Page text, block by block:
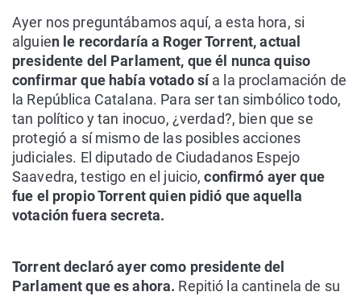
Ayer nos preguntábamos aquí, a esta hora, si
alguien le recordaría a Roger Torrent, actual
presidente del Parlament, que él nunca quiso
confirmar que había votado sía la proclamación de
la República Catalana. Para ser tan simbólico todo,
tan político y tan inocuo, ¿verdad?, bien que se
protegió a sí mismo de las posibles acciones
judiciales. El diputado de Ciudadanos Espejo
Saavedra, testigo en el juicio,confirmó ayer que
fue el propio Torrent quien pidió que aquella
votación fuera secreta.
Torrent declaró ayer como presidente del
Parlament que es ahora. Repitió la cantinela de su